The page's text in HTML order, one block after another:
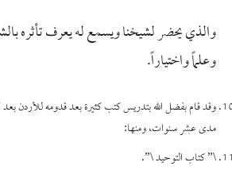
والذي يحضر لشيخنا ويسمع له يعرف تأثره
وعلماً واختياراً.
وقد قام بفضل الله بتدريس كتب كثيرة بعد قدومه للأردن بعد
مدى عشر سنوات، ومنها:
\” كتاب التوحيد \”.